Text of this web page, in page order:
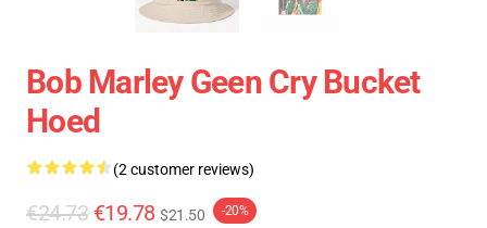
Bob Marley Geen Cry Bucket
Hoed
(2 customer reviews)
€24.73 €19.78 $21.50 -20%